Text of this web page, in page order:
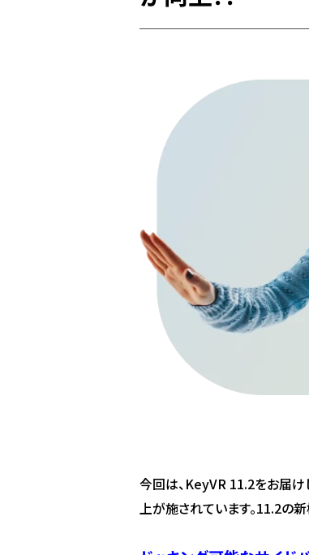
今回は、KeyVR 11.2をお届け
上が施されています。11.2の新